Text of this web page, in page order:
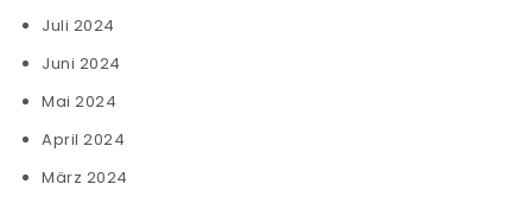
Juli 2024
Juni 2024
Mai 2024
April 2024
März 2024